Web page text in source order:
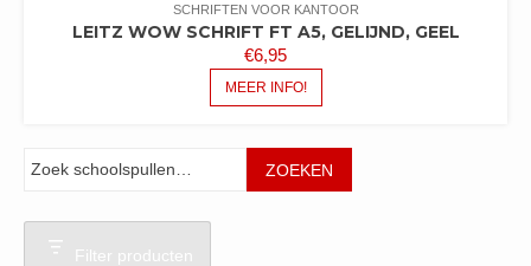
SCHRIFTEN VOOR KANTOOR
LEITZ WOW SCHRIFT FT A5, GELIJND, GEEL
€6,95
MEER INFO!
ZOEKEN
Filter producten